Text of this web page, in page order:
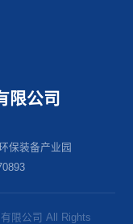
限公司
保装备产业园
限公司 All Rights